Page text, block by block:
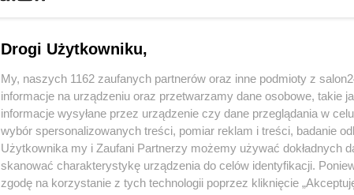
nieuprawnione. Grypa jest infekcją nabłonkową,
uwagę, że w przypadku grypy szczyt zakażeń
19 mamy falę i wzrost zachorowań latem.
Adam Niedzielski zapowiedział czwartą dawkę
zalecane osobom o słabszej odporności?
Reklama
Drogi Użytkowniku,
My, naszych 1162 zaufanych partnerów oraz inne podmioty z
informacje na urządzeniu oraz przetwarzamy dane osobowe, takie
informacje wysyłane przez urządzenie czy dane przeglądania w
wybór spersonalizowanych treści, pomiar reklam i treści, badanie
Użytkownika my i Zaufani Partnerzy możemy używać dokładnych
skanować charakterystykę urządzenia do celów identyfikacji.
zgodę na korzystanie z tych technologii poprzez kliknięcie